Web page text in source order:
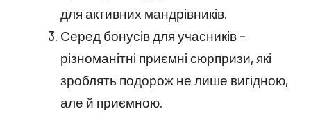
для активних мандрівників.
Серед бонусів для учасників –
різноманітні приємні сюрпризи, які
зроблять подорож не лише вигідною,
але й приємною.